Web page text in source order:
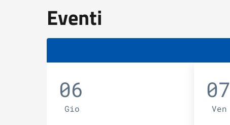
Eventi
06
Gio
07
Ven